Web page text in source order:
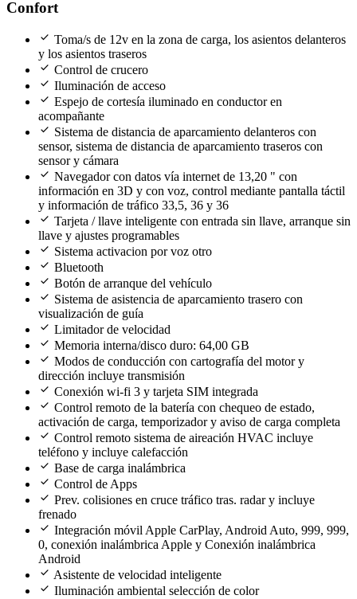
Confort
check Toma/s de 12v en la zona de carga, los asientos delanteros
y los asientos traseros
check Control de crucero
check Iluminación de acceso
check Espejo de cortesía iluminado en conductor en
acompañante
check Sistema de distancia de aparcamiento delanteros con
sensor, sistema de distancia de aparcamiento traseros con
sensor y cámara
check Navegador con datos vía internet de 13,20 " con
información en 3D y con voz, control mediante pantalla táctil
y información de tráfico 33,5, 36 y 36
check Tarjeta / llave inteligente con entrada sin llave, arranque sin
llave y ajustes programables
check Sistema activacion por voz otro
check Bluetooth
check Botón de arranque del vehículo
check Sistema de asistencia de aparcamiento trasero con
visualización de guía
check Limitador de velocidad
check Memoria interna/disco duro: 64,00 GB
check Modos de conducción con cartografía del motor y
dirección incluye transmisión
check Conexión wi-fi 3 y tarjeta SIM integrada
check Control remoto de la batería con chequeo de estado,
activación de carga, temporizador y aviso de carga completa
check Control remoto sistema de aireación HVAC incluye
teléfono y incluye calefacción
check Base de carga inalámbrica
check Control de Apps
check Prev. colisiones en cruce tráfico tras. radar y incluye
frenado
check Integración móvil Apple CarPlay, Android Auto, 999, 999,
0, conexión inalámbrica Apple y Conexión inalámbrica
Android
check Asistente de velocidad inteligente
check Iluminación ambiental selección de color